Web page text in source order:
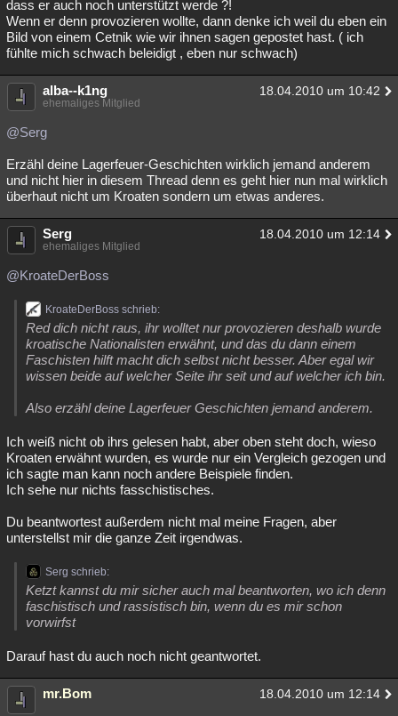
dass er auch noch unterstützt werde ?!
Wenn er denn provozieren wollte, dann denke ich weil du eben ein
Bild von einem Cetnik wie wir ihnen sagen gepostet hast. ( ich
fühlte mich schwach beleidigt , eben nur schwach)
alba--k1ng 18.04.2010 um 10:42
ehemaliges Mitglied
@Serg
Erzähl deine Lagerfeuer-Geschichten wirklich jemand anderem
und nicht hier in diesem Thread denn es geht hier nun mal wirklich
überhaut nicht um Kroaten sondern um etwas anderes.
Serg 18.04.2010 um 12:14
ehemaliges Mitglied
@KroateDerBoss
KroateDerBoss schrieb:
Red dich nicht raus, ihr wolltet nur provozieren deshalb wurde
kroatische Nationalisten erwähnt, und das du dann einem
Faschisten hilft macht dich selbst nicht besser. Aber egal wir
wissen beide auf welcher Seite ihr seit und auf welcher ich bin.
Also erzähl deine Lagerfeuer Geschichten jemand anderem.
Ich weiß nicht ob ihrs gelesen habt, aber oben steht doch, wieso
Kroaten erwähnt wurden, es wurde nur ein Vergleich gezogen und
ich sagte man kann noch andere Beispiele finden.
Ich sehe nur nichts fasschistisches.
Du beantwortest außerdem nicht mal meine Fragen, aber
unterstellst mir die ganze Zeit irgendwas.
Serg schrieb:
Ketzt kannst du mir sicher auch mal beantworten, wo ich denn
faschistisch und rassistisch bin, wenn du es mir schon
vorwirfst
Darauf hast du auch noch nicht geantwortet.
mr.Bom 18.04.2010 um 12:14